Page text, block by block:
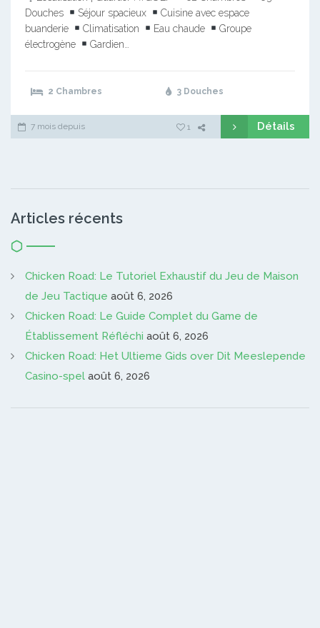
Douches
Séjour spacieux
Cuisine avec espace
buanderie
Climatisation Eau chaude
Groupe
électrogène
Gardien…
2 Chambres 3 Douches
7 mois depuis 1 Détails
Articles récents
Chicken Road: Le Tutoriel Exhaustif du Jeu de Maison
de Jeu Tactique août 6, 2026
Chicken Road: Le Guide Complet du Game de
Établissement Réfléchi août 6, 2026
Chicken Road: Het Ultieme Gids over Dit Meeslepende
Casino-spel août 6, 2026